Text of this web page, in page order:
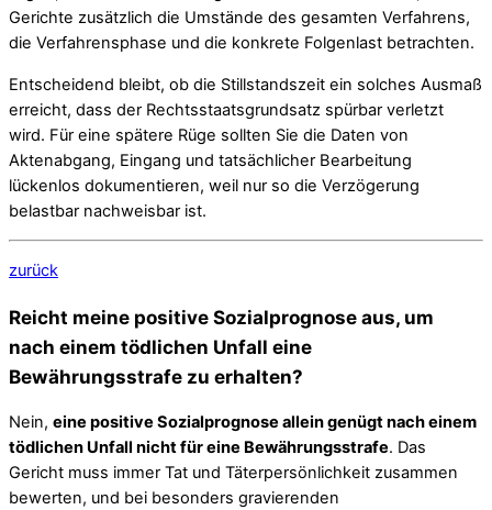
Gerichte zusätzlich die Umstände des gesamten Verfahrens,
die Verfahrensphase und die konkrete Folgenlast betrachten.
Entscheidend bleibt, ob die Stillstandszeit ein solches Ausmaß
erreicht, dass der Rechtsstaatsgrundsatz spürbar verletzt
wird. Für eine spätere Rüge sollten Sie die Daten von
Aktenabgang, Eingang und tatsächlicher Bearbeitung
lückenlos dokumentieren, weil nur so die Verzögerung
belastbar nachweisbar ist.
zurück
Reicht meine positive Sozialprognose aus, um
nach einem tödlichen Unfall eine
Bewährungsstrafe zu erhalten?
Nein, eine positive Sozialprognose allein genügt nach einem
tödlichen Unfall nicht für eine Bewährungsstrafe. Das
Gericht muss immer Tat und Täterpersönlichkeit zusammen
bewerten, und bei besonders gravierenden